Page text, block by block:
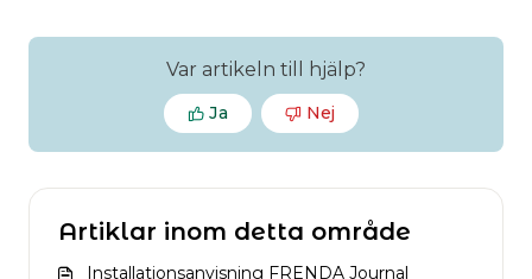
Var artikeln till hjälp?
Nej
Ja
Artiklar inom detta område
Installationsanvisning FRENDA Journal